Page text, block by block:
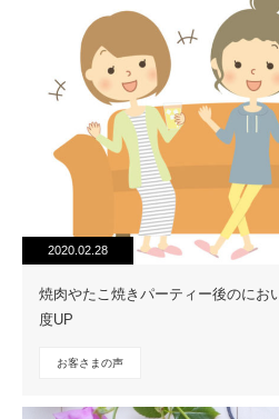
2020.02.28
焼肉やたこ焼きパーティー後のにお
度UP
お客さまの声